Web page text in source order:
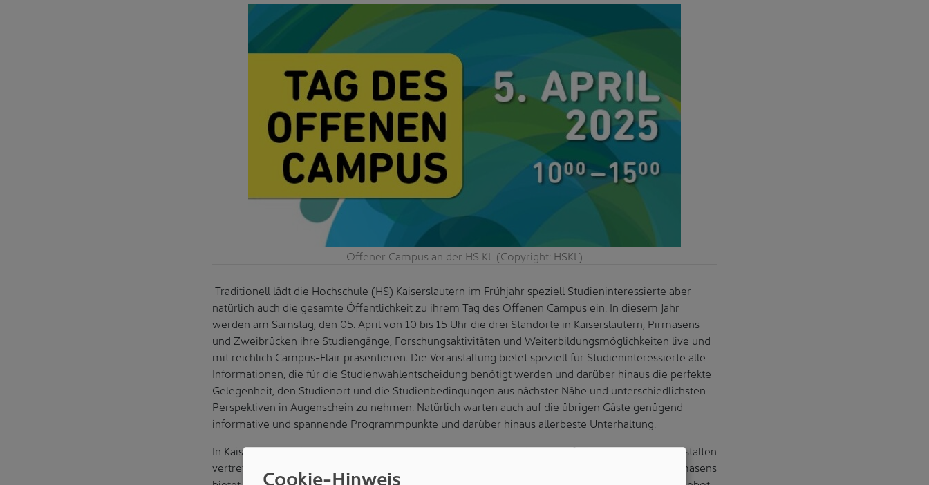
Offener Campus an der HS KL (Copyright: HSKL)
Traditionell lädt die Hochschule (HS) Kaiserslautern im Frühjahr speziell Studieninteressierte aber
natürlich auch die gesamte Öffentlichkeit zu ihrem Tag des Offenen Campus ein. In diesem Jahr
werden am Samstag, den 05. April von 10 bis 15 Uhr die drei Standorte in Kaiserslautern, Pirmasens
und Zweibrücken ihre Studiengänge, Forschungsaktivitäten und Weiterbildungsmöglichkeiten live und
mit reichlich Campus-Flair präsentieren. Die Veranstaltung bietet speziell für Studieninteressierte alle
Informationen, die für die Studienwahlentscheidung benötigt werden und darüber hinaus die perfekte
Gelegenheit, den Studienort und die Studienbedingungen aus nächster Nähe und unterschiedlichsten
Perspektiven in Augenschein zu nehmen. Natürlich warten auch auf die übrigen Gäste genügend
informative und spannende Programmpunkte und darüber hinaus allerbeste Unterhaltung.
In Kaiserslautern sind die Fachbereiche Angewandte Ingenieurwissenschaften und Bauen und Gestalten
vertreten, die sich gemeinsam am neuen HS-Campus Kammgarn präsentieren. Am Campus Pirmasens
Cookie-Hinweis